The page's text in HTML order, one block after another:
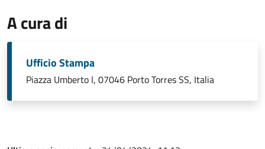
A cura di
Ufficio Stampa
Piazza Umberto I, 07046 Porto Torres SS, Italia